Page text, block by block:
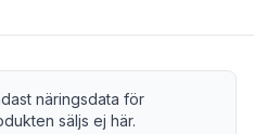
näringsdata för
säljs ej här.